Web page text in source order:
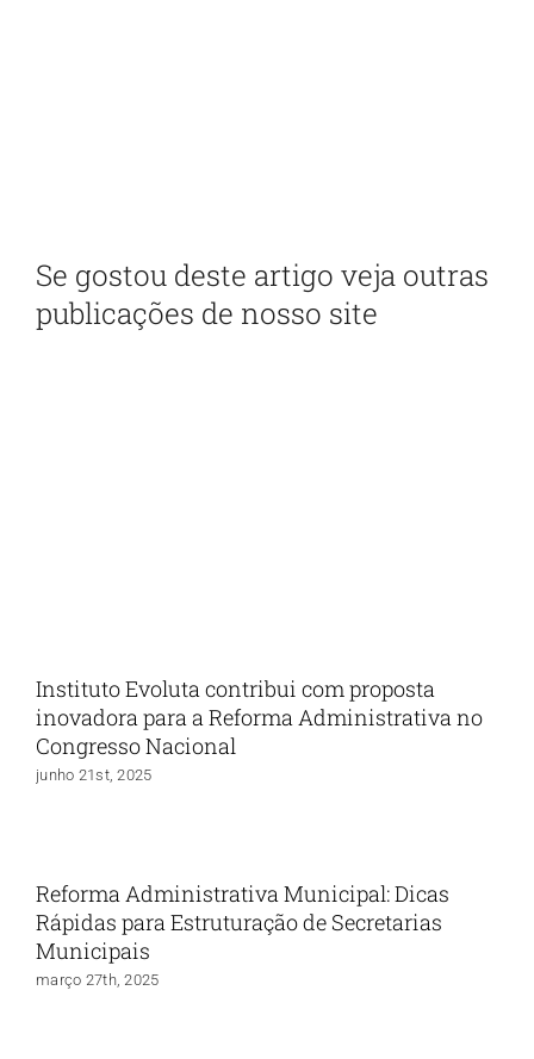
Se gostou deste artigo veja outras
publicações de nosso site
Instituto Evoluta contribui com proposta
inovadora para a Reforma Administrativa no
Congresso Nacional
junho 21st, 2025
Reforma Administrativa Municipal: Dicas
Rápidas para Estruturação de Secretarias
Municipais
março 27th, 2025